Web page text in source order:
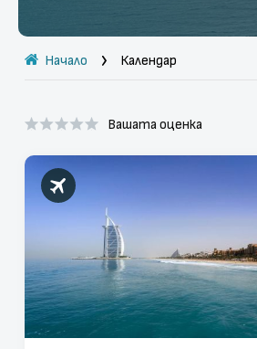
Начало Календар
Вашата оценка